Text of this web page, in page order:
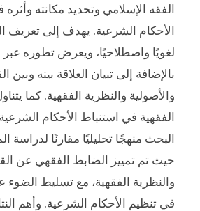
الفقه الإسلامي وتحديد مكانته
الأحكام الشرعية. يهدف إلى تعريف
لغويًا واصطلاحيًا، ويعرض تطوره عبر
بالإضافة إلى تبيان العلاقة بينه وبين
والأصولية والنظرية الفقهية. كما
الفقهية في استنباط الأحكام
البحث منهجًا تحليليًا مقارنًا لدراسة
حيث تم تمييز الضابط الفقهي عن
والنظرية الفقهية، مع تسليط
في تنظيم الأحكام الشرعية. وأهم